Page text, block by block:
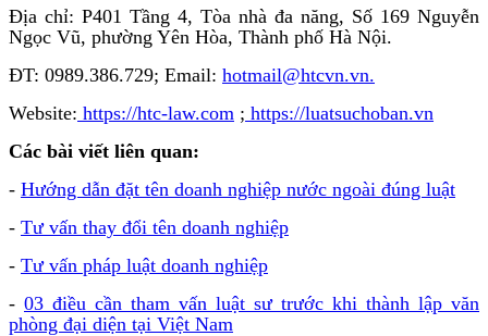
Địa chỉ: P401 Tầng 4, Tòa nhà đa năng, Số 169 Nguyễn
Ngọc Vũ, phường Yên Hòa, Thành phố Hà Nội.
ĐT: 0989.386.729; Email: hotmail@htcvn.vn.
Website: https://htc-law.com ; https://luatsuchoban.vn
Các bài viết liên quan:
- Hướng dẫn đặt tên doanh nghiệp nước ngoài đúng luật
- Tư vấn thay đổi tên doanh nghiệp
- Tư vấn pháp luật doanh nghiệp
- 03 điều cần tham vấn luật sư trước khi thành lập văn
phòng đại diện tại Việt Nam